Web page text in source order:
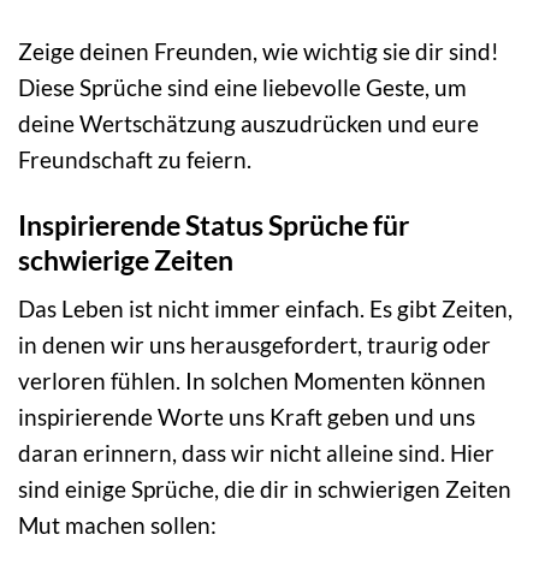
Zeige deinen Freunden, wie wichtig sie dir sind!
Diese Sprüche sind eine liebevolle Geste, um
deine Wertschätzung auszudrücken und eure
Freundschaft zu feiern.
Inspirierende Status Sprüche für
schwierige Zeiten
Das Leben ist nicht immer einfach. Es gibt Zeiten,
in denen wir uns herausgefordert, traurig oder
verloren fühlen. In solchen Momenten können
inspirierende Worte uns Kraft geben und uns
daran erinnern, dass wir nicht alleine sind. Hier
sind einige Sprüche, die dir in schwierigen Zeiten
Mut machen sollen: